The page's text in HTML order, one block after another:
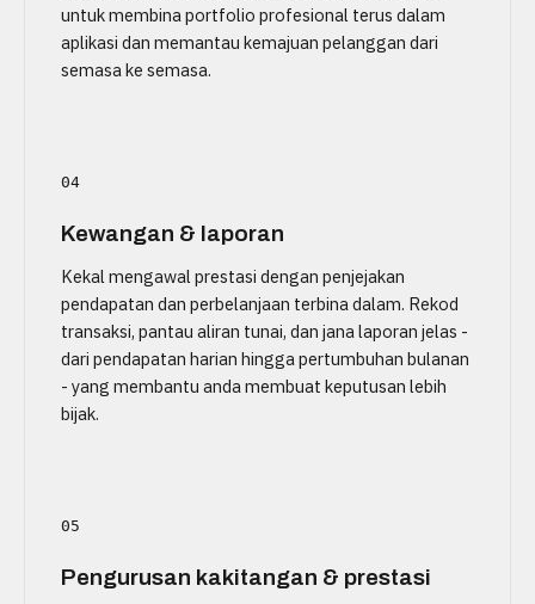
untuk membina portfolio profesional terus dalam
aplikasi dan memantau kemajuan pelanggan dari
semasa ke semasa.
04
Kewangan & laporan
Kekal mengawal prestasi dengan penjejakan
pendapatan dan perbelanjaan terbina dalam. Rekod
transaksi, pantau aliran tunai, dan jana laporan jelas -
dari pendapatan harian hingga pertumbuhan bulanan
- yang membantu anda membuat keputusan lebih
bijak.
05
Pengurusan kakitangan & prestasi